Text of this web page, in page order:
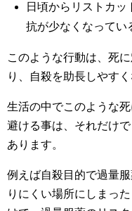
日頃からリストカ
抗が少なくなってい
このような行動は、死
り、自殺を助長しやすく
生活の中でこのような
避ける事は、それだけ
あります。
例えば自殺目的で過量
りにくい場所にしまっ